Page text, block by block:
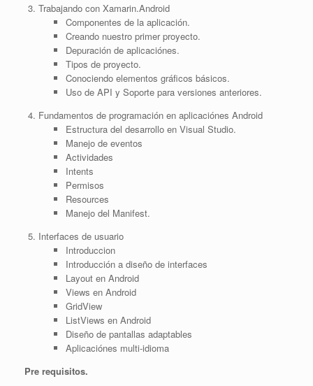
Trabajando con Xamarin.Android
Componentes de la aplicación.
Creando nuestro primer proyecto.
Depuración de aplicaciónes.
Tipos de proyecto.
Conociendo elementos gráficos básicos.
Uso de API y Soporte para versiones anteriores.
Fundamentos de programación en aplicaciónes Android
Estructura del desarrollo en Visual Studio.
Manejo de eventos
Actividades
Intents
Permisos
Resources
Manejo del Manifest.
Interfaces de usuario
Introduccion
Introducción a diseño de interfaces
Layout en Android
Views en Android
GridView
ListViews en Android
Diseño de pantallas adaptables
Aplicaciónes multi-idioma
Pre requisitos.